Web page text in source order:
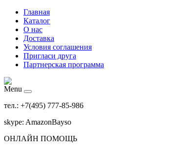
Главная
Каталог
О нас
Доставка
Условия соглашения
Пригласи друга
Партнерская программа
Menu
тел.: +7(495) 777-85-986
skype: AmazonBayso
ОНЛАЙН ПОМОЩЬ